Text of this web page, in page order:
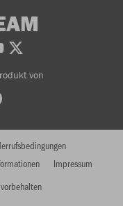
von
Impressum